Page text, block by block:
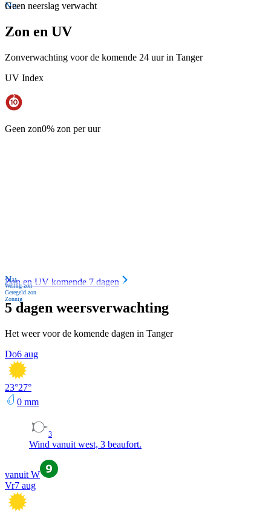
Nu
Geen neerslag verwacht
Zon en UV
Zonverwachting voor de komende 24 uur in Tanger
UV Index
Geen zon0% zon per uur
Nu
Weinig zon
Geregeld zon
Zonnig
Zon en UV komende 7 dagen
5 dagen weersverwachting
Het weer voor de komende dagen in Tanger
Do6 aug
23°27°
0 mm
3
Wind vanuit west, 3 beaufort.
vanuit W
Vr7 aug